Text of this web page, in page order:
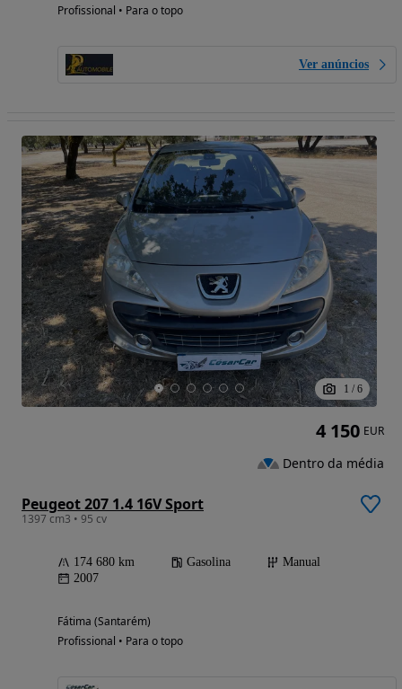
Profissional • Para o topo
Ver anúncios
1 / 6
Peugeot 207 1.4 16V Sport
1397 cm3 • 95 cv
174 680 km Gasolina
Manual
2007
Fátima (Santarém)
Profissional • Para o topo
4 150 EUR
Dentro da média